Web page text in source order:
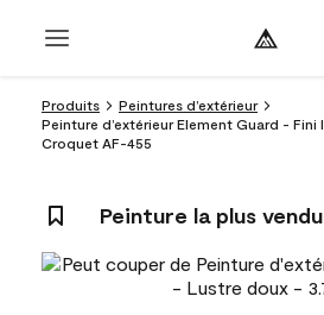
Produits
Peintures d’extérieur
Peinture d’extérieur Element Guard -
Croquet AF-455
Peinture la plus